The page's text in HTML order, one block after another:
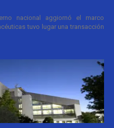
nacional aggiornó el marco
tuvo lugar una transacción